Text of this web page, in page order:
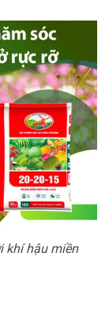
khí hậu miền